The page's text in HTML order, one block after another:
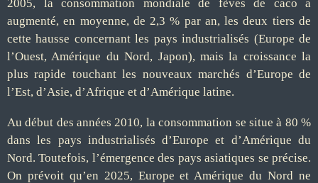
2005, la consommation mondiale de fèves de caco a
augmenté, en moyenne, de 2,3 % par an, les deux tiers de
cette hausse concernant les pays industrialisés (Europe de
l’Ouest, Amérique du Nord, Japon), mais la croissance la
plus rapide touchant les nouveaux marchés d’Europe de
l’Est, d’Asie, d’Afrique et d’Amérique latine.
Au début des années 2010, la consommation se situe à 80 %
dans les pays industrialisés d’Europe et d’Amérique du
Nord. Toutefois, l’émergence des pays asiatiques se précise.
On prévoit qu’en 2025, Europe et Amérique du Nord ne